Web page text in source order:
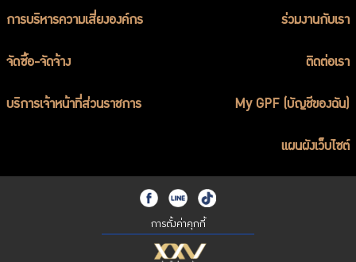
การบริหารความเสี่ยงองค์กร ร่วมงานกับเรา
จัดซื้อ-จัดจ้าง ติดต่อเรา
บริการเจ้าหน้าที่ส่วนราชการ My GPF (บัญชีของฉัน)
แผนผังเว็บไซต์
การตั้งค่าคุกกี้